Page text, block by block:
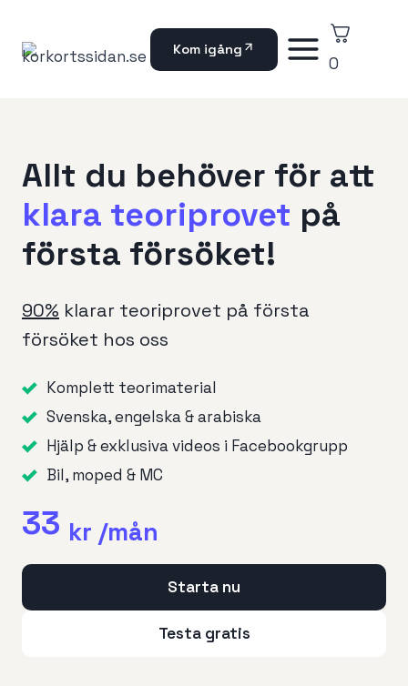
content
Kom igång
0
Allt du behöver för att
klara teoriprovet på
första försöket!
90% klarar teoriprovet på första
försöket hos oss
Komplett teorimaterial
Svenska, engelska & arabiska
Hjälp & exklusiva videos i Facebookgrupp
Bil, moped & MC
33 kr /mån
Starta nu
Testa gratis